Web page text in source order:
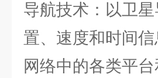
导航技术：以卫
置、速度和时间
网络中的各类平